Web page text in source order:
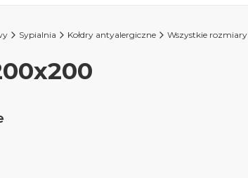
Sypialnia Kołdry antyalergiczne Wszystkie rozmiary